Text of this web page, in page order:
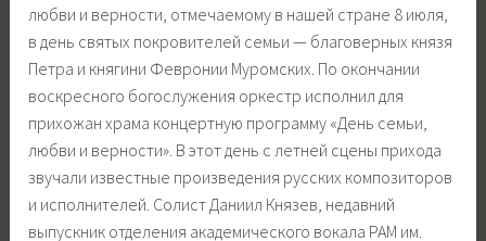
любви и верности, отмечаемому в нашей стране 8 июля,
в день святых покровителей семьи — благоверных князя
Петра и княгини Февронии Муромских. По окончании
воскресного богослужения оркестр исполнил для
прихожан храма концертную программу «День семьи,
любви и верности». В этот день с летней сцены прихода
звучали известные произведения русских композиторов
и исполнителей. Солист Даниил Князев, недавний
выпускник отделения академического вокала РАМ им.